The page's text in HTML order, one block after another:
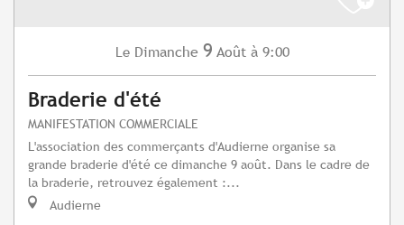
Le Dimanche 9 Août à 9:00
Braderie d'été
MANIFESTATION COMMERCIALE
L'association des commerçants d'Audierne organise sa
grande braderie d'été ce dimanche 9 août. Dans le cadre de
la braderie, retrouvez également :...
Audierne